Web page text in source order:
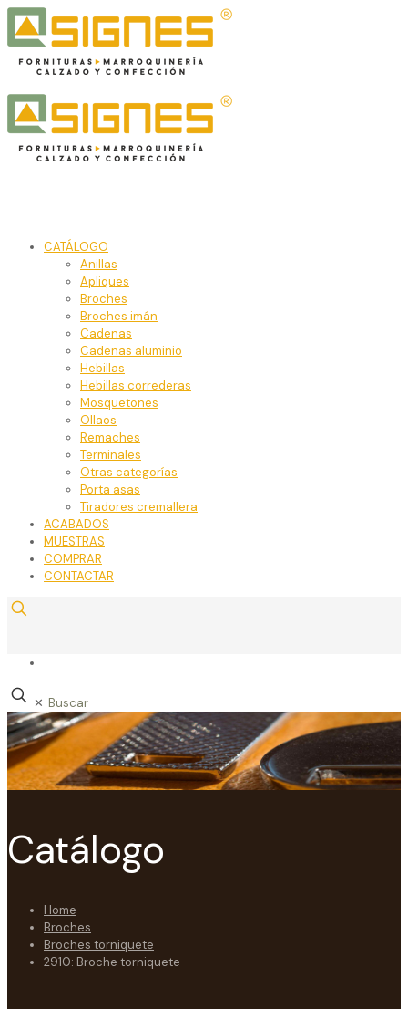
CATÁLOGO
Anillas
Apliques
Broches
Broches imán
Cadenas
Cadenas aluminio
Hebillas
Hebillas correderas
Mosquetones
Ollaos
Remaches
Terminales
Otras categorías
Porta asas
Tiradores cremallera
ACABADOS
MUESTRAS
COMPRAR
CONTACTAR
✕
Catálogo
Home
Broches
Broches torniquete
2910: Broche torniquete